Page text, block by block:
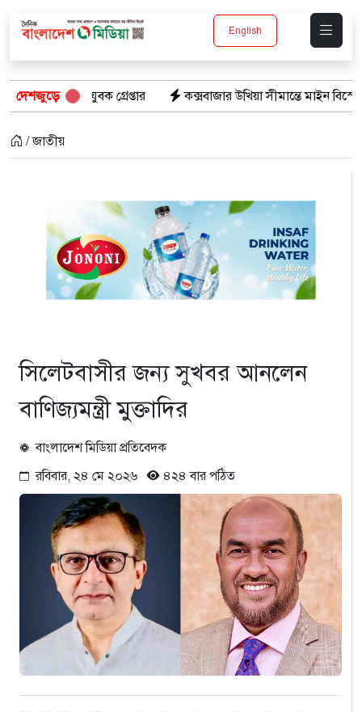
English
দেশজুড়ে
গ্রেপ্তার কক্সবাজার উখিয়া সীমান্তে মাইন বিস্ফোরণে যুবক গুরুতর
/ জাতীয়
সিলেটবাসীর জন্য সুখবর আনলেন
বাণিজ্যমন্ত্রী মুক্তাদির
বাংলাদেশ মিডিয়া প্রতিবেদক
রবিবার, ২৪ মে ২০২৬
৪২৪ বার পঠিত